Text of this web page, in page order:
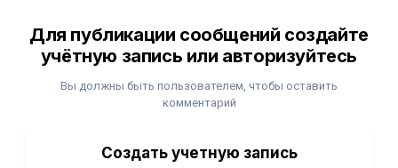
Для публикации сообщений создайте
учётную запись или авторизуйтесь
Вы должны быть пользователем, чтобы оставить
комментарий
Создать учетную запись